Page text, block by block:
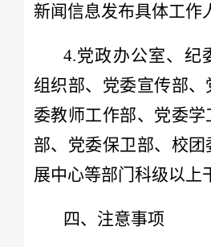
新闻信息发布具体工作
4.党政办公室、纪
组织部、党委宣传部
委教师工作部、党委学
部、党委保卫部、校
展中心等部门科级以上
四、注意事项